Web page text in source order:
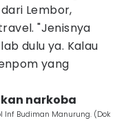
Lembor,
"Jenisnya
dulu ya. Kalau
yang
narkoba
Inf Budiman Manurung. (Dok